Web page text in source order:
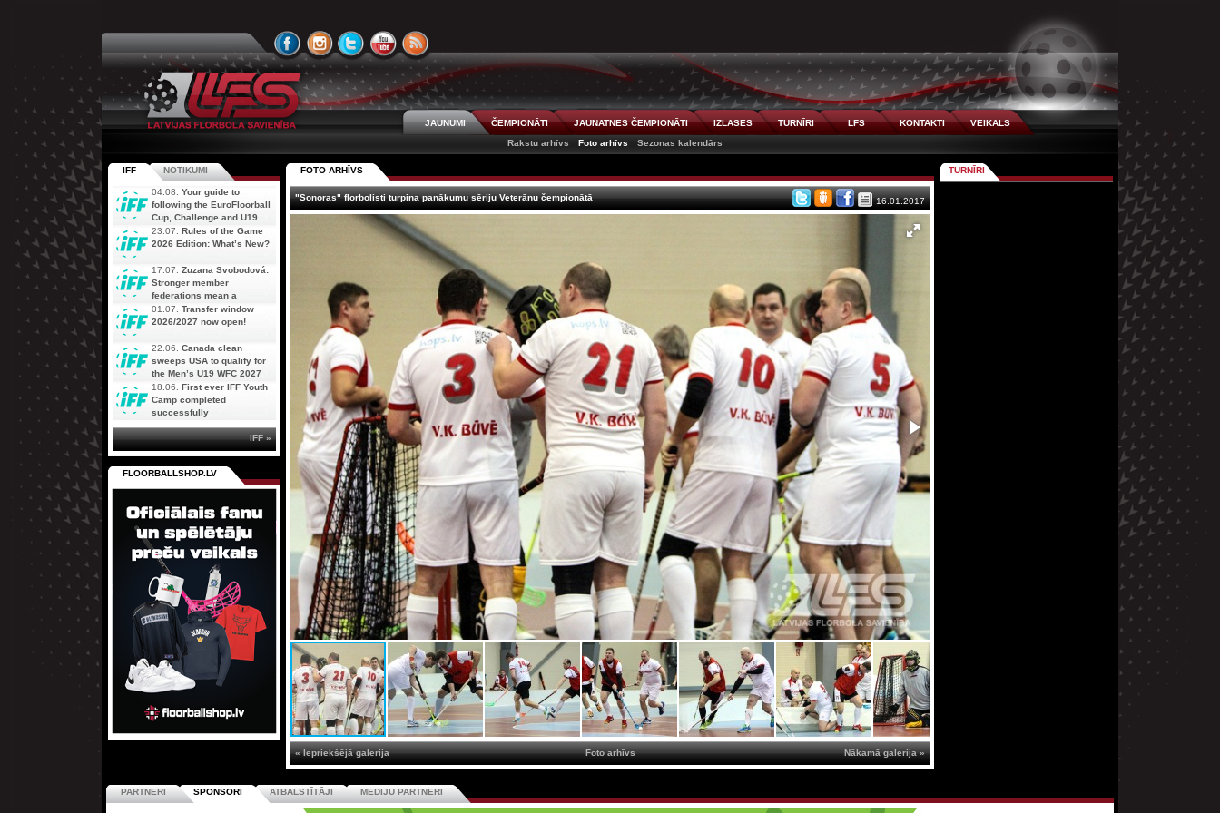
JAUNUMI ČEMPIONĀTI JAUNATNES ČEMPIONĀTI IZLASES TURNĪRI LFS KONTAKTI
VEIKALS
Rakstu arhīvs
Foto arhīvs Sezonas kalendārs
FOTO ARHĪVS
"Sonoras" florbolisti turpina panākumu sēriju Veterānu čempionātā 16.01.2017
« Iepriekšējā galerija Nākamā galerija »
Foto arhīvs
IFF NOTIKUMI
04.08. Your guide to
following the EuroFloorball
Cup, Challenge and U19
AOFC Qualifiers
simultaneously
23.07. Rules of the Game
2026 Edition: What’s New?
17.07. Zuzana Svobodová:
Stronger member
federations mean a
stronger future for floorball
01.07. Transfer window
2026/2027 now open!
22.06. Canada clean
sweeps USA to qualify for
the Men’s U19 WFC 2027
18.06. First ever IFF Youth
Camp completed
successfully
IFF »
FLOORBALLSHOP.LV
TURNĪRI
PARTNERI SPONSORI ATBALSTĪTĀJI MEDIJU PARTNERI